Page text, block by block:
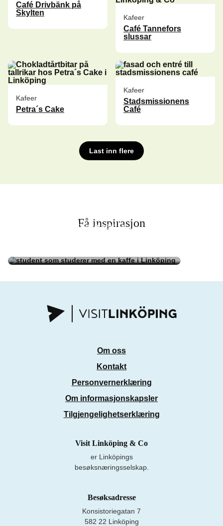
Café Drivbänk på
Skylten
Kafeer
Café Tannefors
slussar
Kafeer
Petra´s Cake
Kafeer
Stadsmissionens
Café
Last inn flere
Få inspirasjon
Linköpings beste semla
Linköpings koselige plugg- &
Om oss
Kontakt
Personvernerklæring
Om informasjonskapsler
Tilgjengelighetserklæring
Visit Linköping & Co
er Linköpings
besøksnæringsselskap.
Besøksadresse
Konsistoriegatan 7
582 22 Linköping